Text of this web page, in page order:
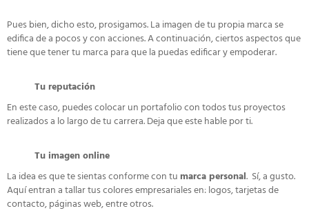
Pues bien, dicho esto, prosigamos. La imagen de tu propia marca se
edifica de a pocos y con acciones. A continuación, ciertos aspectos que
tiene que tener tu marca para que la puedas edificar y empoderar.
Tu reputación
En este caso, puedes colocar un portafolio con todos tus proyectos
realizados a lo largo de tu carrera. Deja que este hable por ti.
Tu imagen online
La idea es que te sientas conforme con tumarca personal. Sí, a gusto.
Aquí entran a tallar tus colores empresariales en: logos, tarjetas de
contacto, páginas web, entre otros.